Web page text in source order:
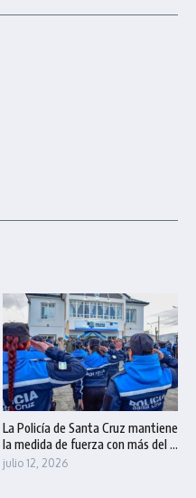
La Policía de Santa Cruz mantiene
la medida de fuerza con más del ...
julio 12, 2026